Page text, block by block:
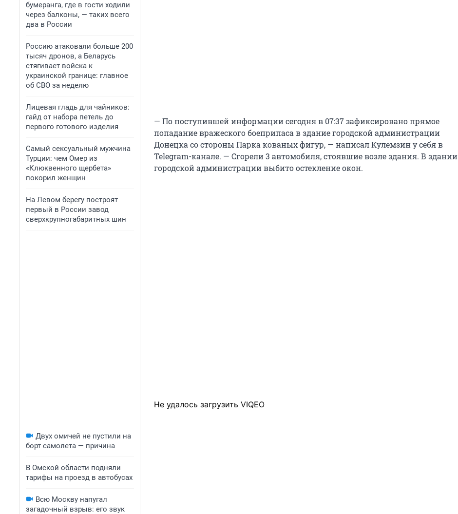
бумеранга, где в гости ходили
через балконы, — таких всего
два в России
Россию атаковали больше 200
тысяч дронов, а Беларусь
стягивает войска к
украинской границе: главное
об СВО за неделю
Лицевая гладь для чайников:
гайд от набора петель до
первого готового изделия
Самый сексуальный мужчина
Турции: чем Омер из
«Клюквенного щербета»
покорил женщин
На Левом берегу построят
первый в России завод
сверхкрупногабаритных шин
Двух омичей не пустили на
борт самолета — причина
В Омской области подняли
тарифы на проезд в автобусах
Всю Москву напугал
загадочный взрыв: его звук
— По поступившей информации сегодня в 07:37 зафиксировано прямое
попадание вражеского боеприпаса в здание городской администрации
Донецка со стороны Парка кованых фигур, — написал Кулемзин у себя в
Telegram-канале. — Сгорели 3 автомобиля, стоявшие возле здания. В здании
городской администрации выбито остекление окон.
Не удалось загрузить VIQEO